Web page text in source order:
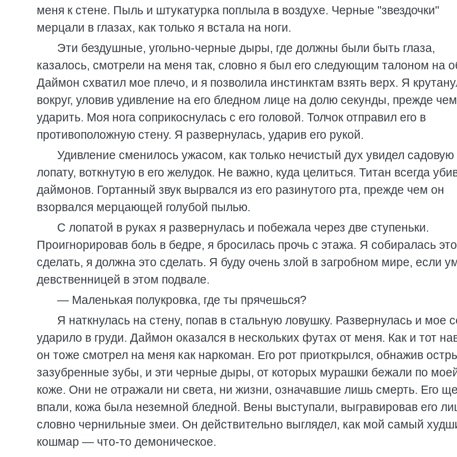
меня к стене. Пыль и штукатурка поплыла в воздухе. Черные "звездочки"
мерцали в глазах, как только я встала на ноги.
Эти бездушные, угольно-черные дыры, где должны были быть глаза,
казалось, смотрели на меня так, словно я был его следующим талоном на
Даймон схватил мое плечо, и я позволила инстинктам взять верх. Я
вокруг, уловив удивление на его бледном лице на долю секунды, прежде чем
ударить. Моя нога соприкоснулась с его головой. Толчок отправил его в
противоположную стену. Я развернулась, ударив его рукой.
Удивление сменилось ужасом, как только нечистый дух увидел садовую
лопату, воткнутую в его желудок. Не важно, куда целиться. Титан всегда
даймонов. Гортанный звук вырвался из его разинутого рта, прежде чем он
взорвался мерцающей голубой пылью.
С лопатой в руках я развернулась и побежала через две ступеньки.
Проигнорировав боль в бедре, я бросилась прочь с этажа. Я собиралась это
сделать, я должна это сделать. Я буду очень злой в загробном мире, если
девственницей в этом подвале.
— Маленькая полукровка, где ты прячешься?
Я наткнулась на стену, попав в стальную ловушку. Развернулась и мое
ударило в груди. Даймон оказался в нескольких футах от меня. Как и тот
он тоже смотрел на меня как наркоман. Его рот приоткрылся, обнажив
зазубренные зубы, и эти черные дыры, от которых мурашки бежали по
коже. Они не отражали ни света, ни жизни, означавшие лишь смерть. Его
впали, кожа была неземной бледной. Вены выступали, выгравировав его
словно чернильные змеи. Он действительно выглядел, как мой самый
кошмар — что-то демоническое.